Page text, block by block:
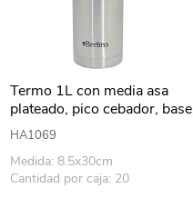
Termo 1L con media asa
plateado, pico cebador, base
antideslizante, Berlina
HA1069
Medida: 8.5x30cm
Cantidad por caja: 20